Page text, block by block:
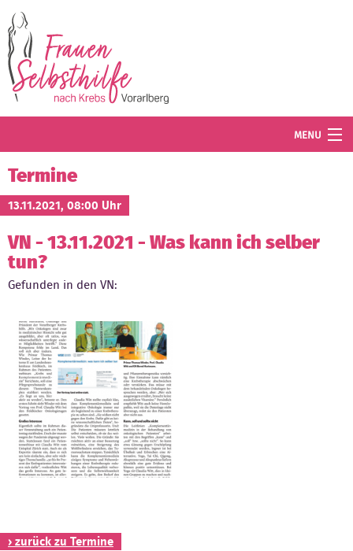
MENU
Termine
Blog
Angebot
Wissenswertes
Mitglied werden
Kontakt
Termine
13.11.2021, 08:00 Uhr
VN - 13.11.2021 - Was kann ich selber
tun?
Gefunden in den VN:
› zurück zu Termine